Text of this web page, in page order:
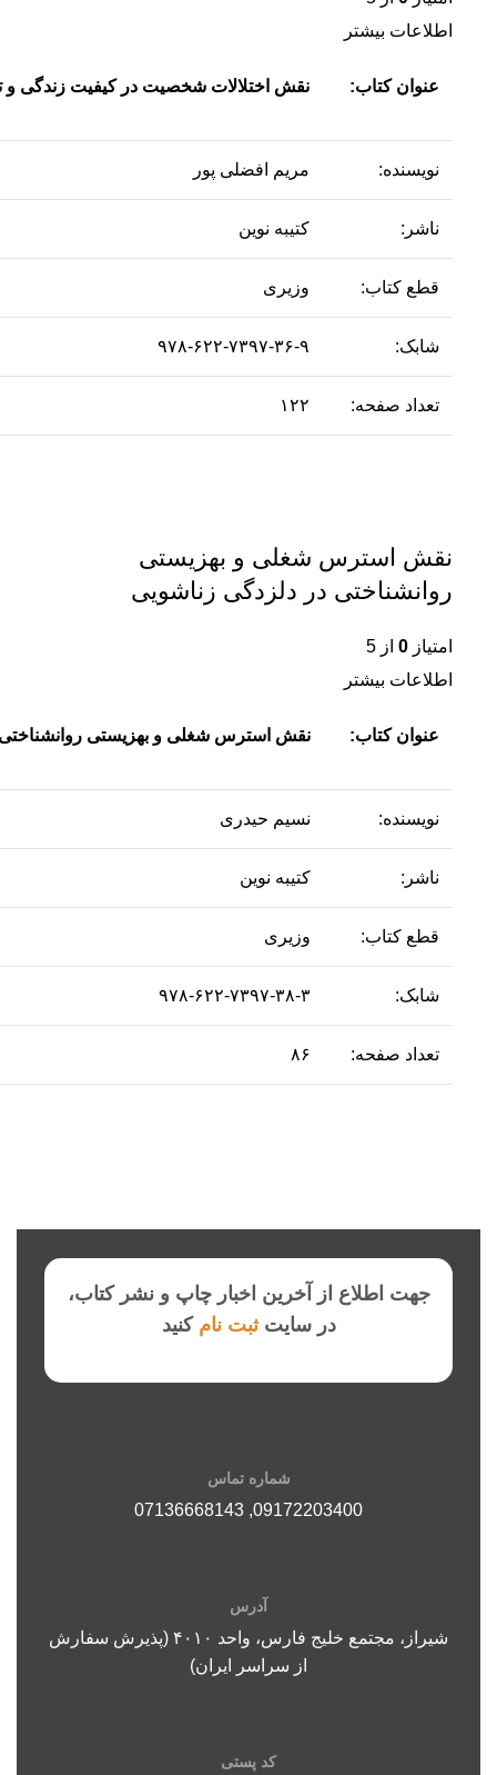
اطلاعات بیشتر
عنوان کتاب: نقش اختلالات شخصیت در کیفیت زندگی و
نویسنده: مریم افضلی پور
ناشر: کتیبه نوین
قطع کتاب: وزیری
شابک: ۹۷۸-۶۲۲-۷۳۹۷-۳۶-۹
تعداد صفحه: ۱۲۲
نقش استرس شغلی و بهزیستی
روانشناختی در دلزدگی زناشویی
امتیاز 0 از 5
اطلاعات بیشتر
عنوان کتاب: نقش استرس شغلی و بهزیستی روانشناختی
نویسنده: نسیم حیدری
ناشر: کتیبه نوین
قطع کتاب: وزیری
شابک: ۹۷۸-۶۲۲-۷۳۹۷-۳۸-۳
تعداد صفحه: ۸۶
جهت اطلاع از آخرین اخبار چاپ و نشر کتاب،
در سایتثبت نام کنید
شماره تماس
09172203400
,
07136668143
آدرس
شیراز، مجتمع خلیج فارس، واحد ۴۰۱۰ (پذیرش سفارش
از سراسر ایران)
کد پستی